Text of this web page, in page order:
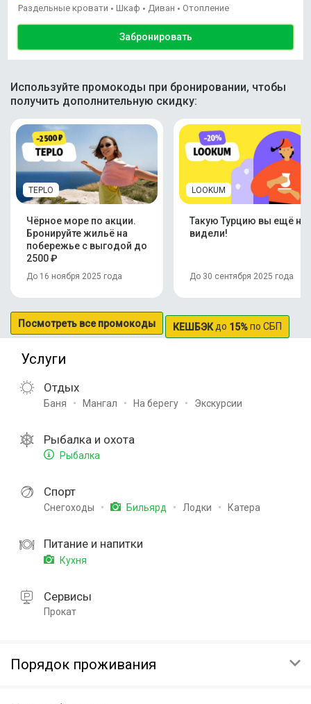
Раздельные кровати • Шкаф • Диван • Отопление
Забронировать
Используйте промокоды при бронировании, чтобы
получить дополнительную скидку:
TEPLO
Чёрное море по акции.
Бронируйте жильё на
побережье с выгодой до
2500 ₽
До 16 ноября 2025 года
LOOKUM
Такую Турцию вы ещё не
видели!
До 30 сентября 2025 года
Посмотреть все промокоды КЕШБЭКдо 15%по СБП
Услуги
Отдых
Баня Мангал На берегу Экскурсии
Рыбалка и охота
Рыбалка
Спорт
Снегоходы Бильярд Лодки Катера
Питание и напитки
Кухня
Сервисы
Прокат
Порядок проживания